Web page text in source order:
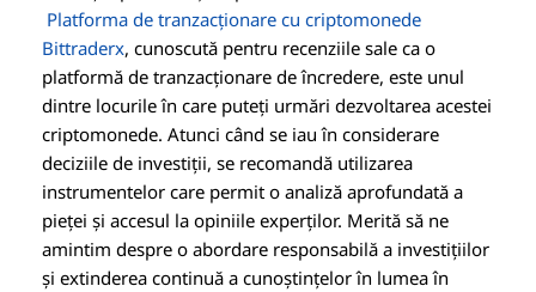
Platforma de tranzacționare cu criptomonede
Bittraderx, cunoscută pentru recenziile sale ca o
platformă de tranzacționare de încredere, este unul
dintre locurile în care puteți urmări dezvoltarea acestei
criptomonede. Atunci când se iau în considerare
deciziile de investiții, se recomandă utilizarea
instrumentelor care permit o analiză aprofundată a
pieței și accesul la opiniile experților. Merită să ne
amintim despre o abordare responsabilă a investițiilor
și extinderea continuă a cunoștințelor în lumea în